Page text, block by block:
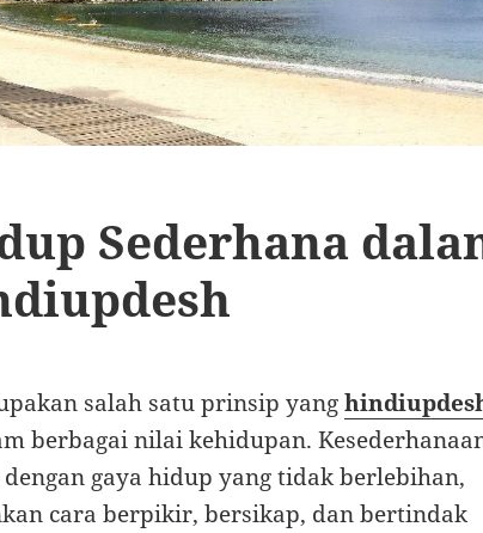
Sederhana
salah satu prinsip yang
berbagai nilai kehidupan.
gaya hidup yang tidak berlebihan,
cara berpikir, bersikap, dan bertindak